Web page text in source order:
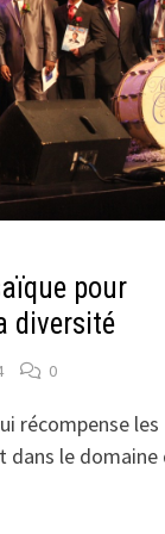
pour
diversité
0
récompense les
dans le domaine